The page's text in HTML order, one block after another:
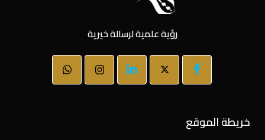
رؤية علمية لرسالة خيرية
خريطة الموقع